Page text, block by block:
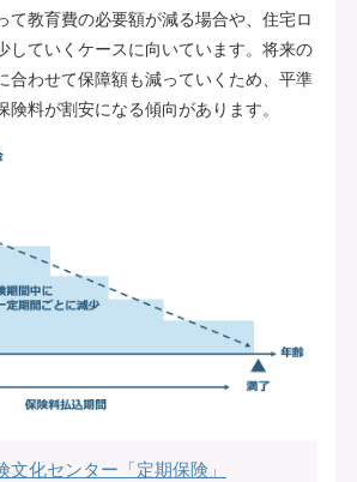
て教育費の必要額が減る場合や、住宅ロ
していくケースに向いています。将来の
合わせて保障額も減っていくため、平準
険料が割安になる傾向があります。
文化センター「定期保険」